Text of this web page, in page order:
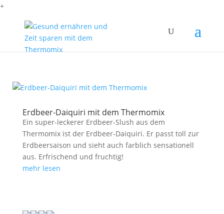
+
Erdbeer-Daiquiri mit dem Thermomix
Ein super-leckerer Erdbeer-Slush aus dem
Thermomix ist der Erdbeer-Daiquiri. Er passt toll zur
Erdbeersaison und sieht auch farblich sensationell
aus. Erfrischend und fruchtig!
mehr lesen